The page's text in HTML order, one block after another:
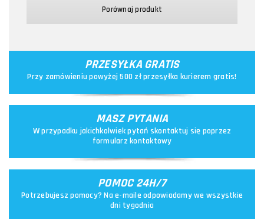
Porównaj produkt
PRZESYŁKA GRATIS
Przy zamówieniu powyżej 500 zł przesyłka kurierem gratis!
MASZ PYTANIA
W przypadku jakichkolwiek pytań skontaktuj się poprzez
formularz kontaktowy
POMOC 24H/7
Potrzebujesz pomocy? Na e-maile odpowiadamy we wszystkie
dni tygodnia